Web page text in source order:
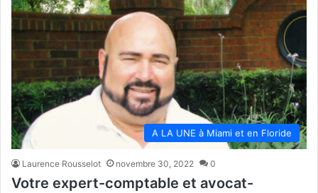
A LA UNE à Miami et en Floride
Laurence Rousselot novembre 30, 2022 0
Votre expert-comptable et avocat-